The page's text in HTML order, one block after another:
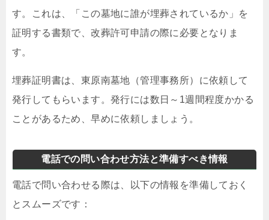
す。これは、「この墓地に誰が埋葬されているか」を
証明する書類で、改葬許可申請の際に必要となりま
す。
埋葬証明書は、東原南墓地（管理事務所）に依頼して
発行してもらいます。発行には数日～1週間程度かかる
ことがあるため、早めに依頼しましょう。
電話での問い合わせ方法と準備すべき情報
電話で問い合わせる際は、以下の情報を準備しておく
とスムーズです：